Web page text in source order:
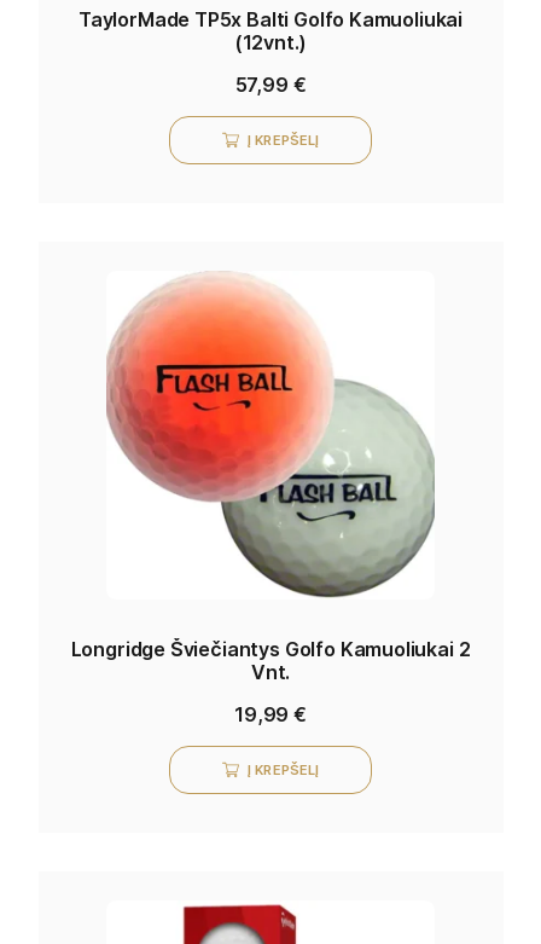
TaylorMade TP5x Balti Golfo Kamuoliukai
(12vnt.)
57,99 €
Į KREPŠELĮ
Longridge Šviečiantys Golfo Kamuoliukai 2
Vnt.
19,99€
Į KREPŠELĮ